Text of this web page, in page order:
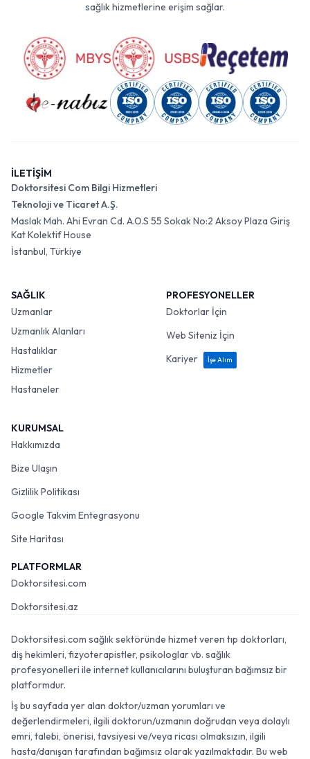
sağlık hizmetlerine erişim sağlar.
İLETİŞİM
Doktorsitesi Com Bilgi Hizmetleri
Teknoloji ve Ticaret A.Ş.
Maslak Mah. Ahi Evran Cd. A.O.S 55 Sokak No:2 Aksoy Plaza Giriş
Kat Kolektif House
İstanbul, Türkiye
SAĞLIK
Uzmanlar
Uzmanlık Alanları
Hastalıklar
Hizmetler
Hastaneler
PROFESYONELLER
Doktorlar İçin
Web Siteniz İçin
Kariyer
İşe Alım
KURUMSAL
Hakkımızda
Bize Ulaşın
Gizlilik Politikası
Google Takvim Entegrasyonu
Site Haritası
PLATFORMLAR
Doktorsitesi.com
Doktorsitesi.az
Doktorsitesi.com sağlık sektöründe hizmet veren tıp doktorları,
diş hekimleri, fizyoterapistler, psikologlar vb. sağlık
profesyonelleri ile internet kullanıcılarını buluşturan bağımsız bir
platformdur.
İş bu sayfada yer alan doktor/uzman yorumları ve
değerlendirmeleri, ilgili doktorun/uzmanın doğrudan veya dolaylı
emri, talebi, önerisi, tavsiyesi ve/veya ricası olmaksızın, ilgili
hasta/danışan tarafından bağımsız olarak yazılmaktadır. Bu web